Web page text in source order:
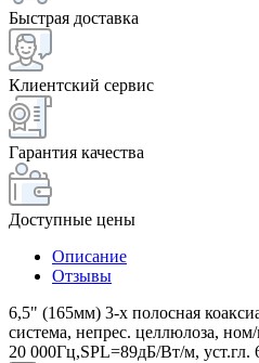
Быстрая доставка
Клиентский сервис
Гарантия качества
Доступные цены
Описание
Отзывы
6,5" (165мм) 3-х полосная
система, непрес. целлюлоза,
20 000Гц,SPL=89дБ/Вт/м, уст.гл.